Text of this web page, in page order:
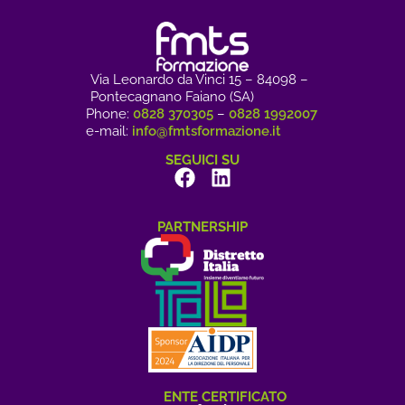
Via Leonardo da Vinci 15 – 84098 –
Pontecagnano Faiano (SA)
Phone: 0828 370305 – 0828 1992007
e-mail: info@fmtsformazione.it
SEGUICI SU
PARTNERSHIP
ENTE CERTIFICATO